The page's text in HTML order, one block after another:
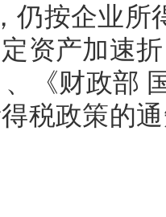
仍按企业所
资产加速
《财政部
税政策的